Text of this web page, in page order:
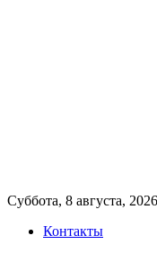
Суббота, 8 августа, 2026
Контакты